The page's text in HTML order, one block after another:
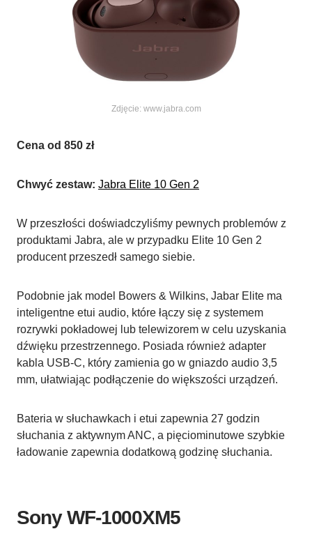
Zdjęcie: www.jabra.com
Cena od 850 zł
Chwyć zestaw: Jabra Elite 10 Gen 2
W przeszłości doświadczyliśmy pewnych problemów z
produktami Jabra, ale w przypadku Elite 10 Gen 2
producent przeszedł samego siebie.
Podobnie jak model Bowers & Wilkins, Jabar Elite ma
inteligentne etui audio, które łączy się z systemem
rozrywki pokładowej lub telewizorem w celu uzyskania
dźwięku przestrzennego. Posiada również adapter
kabla USB-C, który zamienia go w gniazdo audio 3,5
mm, ułatwiając podłączenie do większości urządzeń.
Bateria w słuchawkach i etui zapewnia 27 godzin
słuchania z aktywnym ANC, a pięciominutowe szybkie
ładowanie zapewnia dodatkową godzinę słuchania.
Sony WF-1000XM5